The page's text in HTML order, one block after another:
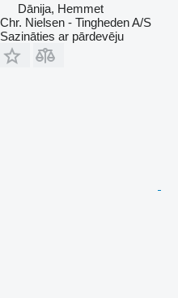
Dānija, Hemmet
Chr. Nielsen - Tingheden A/S
Sazināties ar pārdevēju